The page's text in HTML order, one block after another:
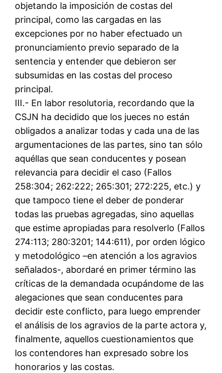
objetando la imposición de costas del
principal, como las cargadas en las
excepciones por no haber efectuado un
pronunciamiento previo separado de la
sentencia y entender que debieron ser
subsumidas en las costas del proceso
principal.
III.- En labor resolutoria, recordando que la
CSJN ha decidido que los jueces no están
obligados a analizar todas y cada una de las
argumentaciones de las partes, sino tan sólo
aquéllas que sean conducentes y posean
relevancia para decidir el caso (Fallos
258:304; 262:222; 265:301; 272:225, etc.) y
que tampoco tiene el deber de ponderar
todas las pruebas agregadas, sino aquellas
que estime apropiadas para resolverlo (Fallos
274:113; 280:3201; 144:611), por orden lógico
y metodológico –en atención a los agravios
señalados-, abordaré en primer término las
críticas de la demandada ocupándome de las
alegaciones que sean conducentes para
decidir este conflicto, para luego emprender
el análisis de los agravios de la parte actora y,
finalmente, aquellos cuestionamientos que
los contendores han expresado sobre los
honorarios y las costas.